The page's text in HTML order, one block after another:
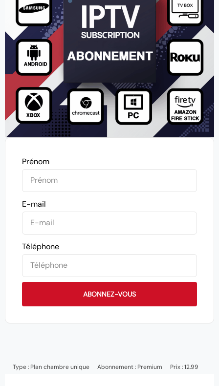
Prénom
E-mail
Téléphone
ABONNEZ-VOUS
Type : Plan chambre unique Abonnement : Premium Prix : 12.99